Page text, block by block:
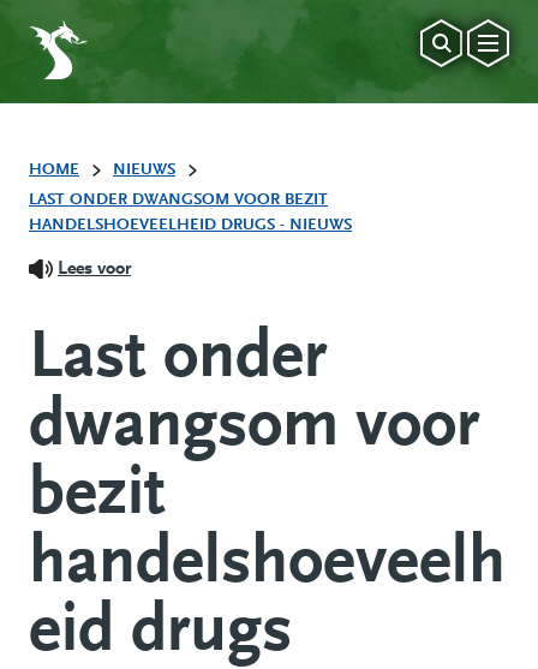
HOME
NIEUWS
LAST ONDER DWANGSOM VOOR BEZIT
HANDELSHOEVEELHEID DRUGS - NIEUWS
Lees voor
Last onder
dwangsom voor
bezit
handelshoeveelh
eid drugs